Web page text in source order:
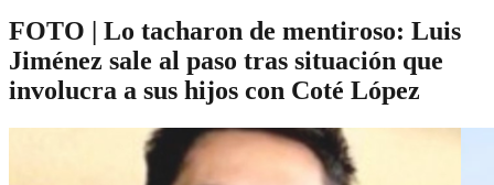
FOTO | Lo tacharon de mentiroso: Luis
Jiménez sale al paso tras situación que
involucra a sus hijos con Coté López